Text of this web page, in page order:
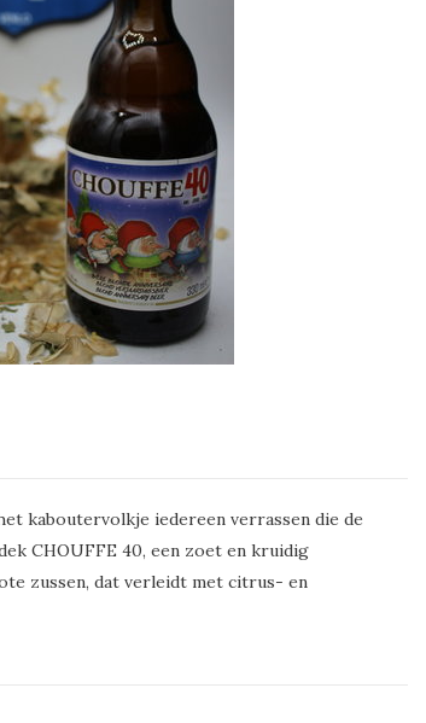
kaboutervolkje iedereen verrassen die de
CHOUFFE 40, een zoet en kruidig
zussen, dat verleidt met citrus- en